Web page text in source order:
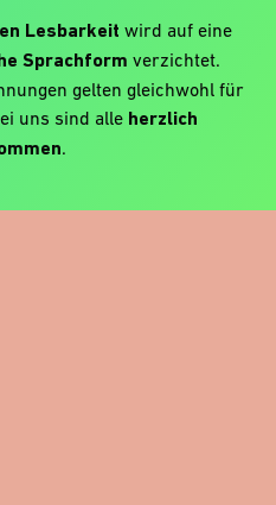
Lesbarkeit wird auf eine
Sprachform verzichtet.
gelten gleichwohl für
uns sind alle herzlich
.